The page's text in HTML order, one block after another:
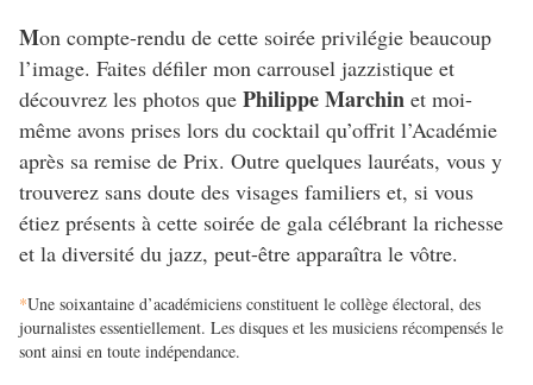
Mon compte-rendu de cette soirée privilégie beaucoup
l’image. Faites défiler mon carrousel jazzistique et
découvrez les photos que Philippe Marchin et moi-
même avons prises lors du cocktail qu’offrit l’Académie
après sa remise de Prix. Outre quelques lauréats, vous y
trouverez sans doute des visages familiers et, si vous
étiez présents à cette soirée de gala célébrant la richesse
et la diversité du jazz, peut-être apparaîtra le vôtre.
*Une soixantaine d’académiciens constituent le collège électoral, des
journalistes essentiellement. Les disques et les musiciens récompensés le
sont ainsi en toute indépendance.